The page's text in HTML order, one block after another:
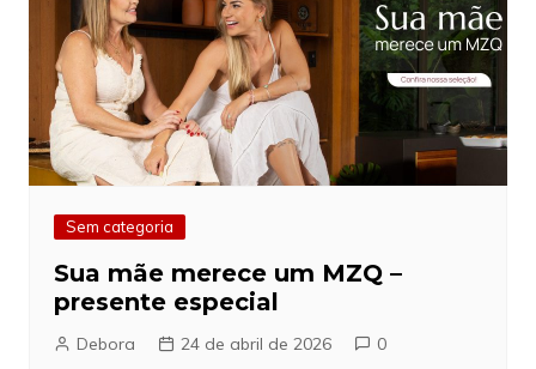
Sem categoria
Sua mãe merece um MZQ –
presente especial
Debora 24 de abril de 2026 0